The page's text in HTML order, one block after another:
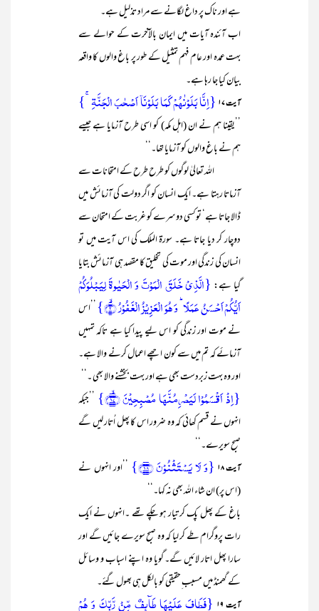
ہے اور ناک پر داغ لگانے سے مراد تذلیل ہے۔
اب آئندہ آیات میں ایمان بالآخرت کے حوالے سے
بہت عمدہ اور عام فہم تمثیل کے طور پر باغ والوں کا واقعہ
بیان کیا جا رہا ہے۔
آیت ۱۷ {اِنَّا بَلَوۡنٰہُمۡ کَمَا بَلَوۡنَاۤ اَصۡحٰبَ الۡجَنَّۃِ ۚ}
’’یقینا ہم نے ان (اہل مکہ) کو اسی طرح آزمایا ہے جیسے
ہم نے باغ والوں کو آزمایا تھا۔‘‘
اللہ تعالیٰ لوگوں کو طرح طرح کے امتحانات سے
آزماتا رہتا ہے۔ ایک انسان کو اگر دولت کی آزمائش میں
ڈالا جاتا ہے‘ توکسی دوسرے کو غربت کے امتحان سے
دوچار کر دیا جاتا ہے۔ سورۃ الملک کی اس آیت میں تو
انسان کی زندگی اور موت کی تخلیق کا مقصد ہی آزمائش بتایا
گیا ہے: {الَّذِیۡ خَلَقَ الۡمَوۡتَ وَ الۡحَیٰوۃَ لِیَبۡلُوَکُمۡ
اَیُّکُمۡ اَحۡسَنُ عَمَلًا ؕ وَ ہُوَ الۡعَزِیۡزُ الۡغَفُوۡرُ ۙ﴿۲﴾}
’’اس
نے موت اور زندگی کو اس لیے پیدا کیا ہے تاکہ تمہیں
آزمائے کہ تم میں سے کون اچھے اعمال کرنے والا ہے۔
اور وہ بہت زبردست بھی ہے اور بہت بخشنے والا بھی ۔‘‘
{اِذۡ اَقۡسَمُوۡا لَیَصۡرِمُنَّہَا مُصۡبِحِیۡنَ ﴿ۙ۱۷﴾}
’’جبکہ
انہوں نے قسم کھائی کہ وہ ضرور اس کا پھل اُتار لیں گے
صبح سویرے۔‘‘
آیت ۱۸ {وَ لَا یَسۡتَثۡنُوۡنَ ﴿۱۸﴾}
’’اور انہوں نے
(اس پر) ان شاء اللہ بھی نہ کہا۔‘‘
باغ کے پھل پک کر تیار ہو چکے تھے ۔انہوں نے ایک
رات پروگرام طے کر لیا کہ وہ صبح سویرے جائیں گے اور
سارا پھل اتار لائیں گے۔ گویا وہ اپنے اسباب و وسائل
کے گھمنڈ میں مسبب ِحقیقی کو بالکل ہی بھول گئے۔
آیت ۱۹ {فَطَافَ عَلَیۡہَا طَآئِفٌ مِّنۡ رَّبِّکَ وَ ہُمۡ